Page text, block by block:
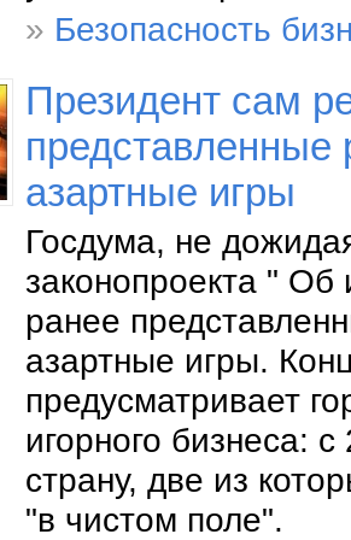
» Безопасность
Президент сам
представленные
азартные игры
Госдума, не
законопроекта "
ранее
азартные игры.
предусматривает
игорного бизнеса:
страну, две из
"в чистом поле".